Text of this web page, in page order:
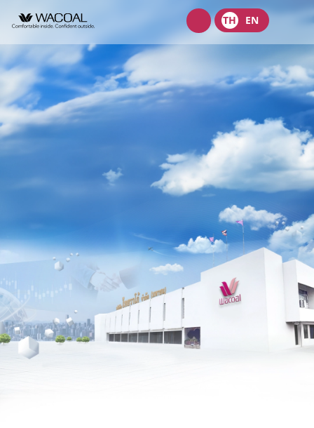
Wacoal
shop
TH EN
เกี่ยวกับเรา
วิสัยทัศน์ พันธกิจ และค่านิยม
ประวัติความเป็นมา
ลักษณะการประกอบธุรกิจ
คณะกรรมการ
ข้อบังคับบริษัท
ผลิตภัณฑ์
ชุดชั้นในสตรี
นักลงทุนสัมพันธ์
จุดเด่นทางการเงิน
ข้อมูลราคาหลักทรัพย์
ข้อมูลสำหรับผู้ถือหุ้น
ข่าวสารเพื่อนักลงทุน
ข้อมูลนำเสนอ
สอบถามข้อมูลนักลงทุน
การกำกับดูแลกิจการ
หลักการกำกับดูแลกิจการที่ดี
รายงานคณะกรรมการธรรมาภิบาลและการพัฒนาเพื่อความยั่งยืน
รายงานการปฎิบัติตามหลักการกำกับดูแลกิจการ
การต่อต้านคอร์รัปชัน
นโยบายการแจ้งเบาะแสหรือข้อร้องเรียน
นโยบายการกำกับดูแลบริษัทย่อยและบริษัทร่วม
นโยบายการสรรหากรรมการบริษัทและผู้บริหารระดับสูง
นโยบายการบริหารความเสี่ยง
นโยบายด้านภาษี
นโยบายด้านสิทธิมนุษยชน
ความยั่งยืน
นโยบายด้านสังคม
นโยบายด้านสิ่งแวดล้อม
การขับเคลื่อนธุรกิจเพื่อความยั่งยืน
การบริหารจัดการห่วงโซ่คุณค่าของธุรกิจ
สมัครงาน
ติดต่อ
บริษัท ไทยวาโก้ จำกัด (มหาชน)
บริษัท วาโก้ศรีราชา จำกัด
บริษัท วาโก้ลำพูน จำกัด
บริษัท วาโก้กบินทร์บุรี จำกัด